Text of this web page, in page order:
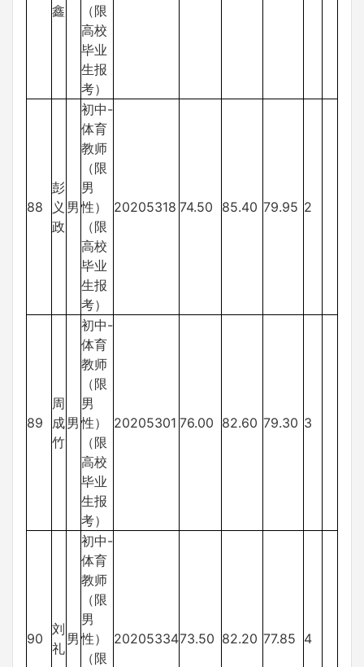
鑫
（限
高校
毕业
生报
考）
88
彭
义
政
男
初中-
体育
教师
（限
男
性）
（限
高校
毕业
生报
考）
20205318 74.50 85.40 79.95 2
89
周
成
竹
男
初中-
体育
教师
（限
男
性）
（限
高校
毕业
生报
考）
20205301 76.00 82.60 79.30 3
90
刘
礼
男
初中-
体育
教师
（限
男
性）
（限
2020533473.50 82.20 77.85 4